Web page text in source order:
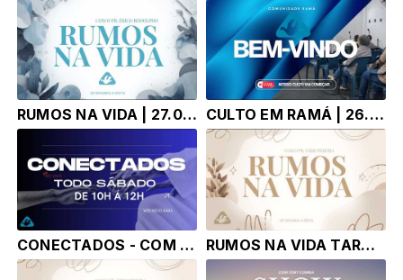
RUMOS NA VIDA | 27.07.26 | Pr. Érico Rodolpho Bussinge CULTO EM RAMÁ | 26.07.26 |
CONECTADOS - COM [TONY CORRÊA - MUSICA , INFORMAÇÃO E ENTRETENIMENTO RUMOS NA VIDA TARDE | 24.07.26 | Pr. Fábio Pereira e Sebastião Neves